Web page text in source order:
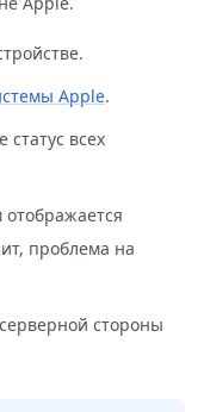
Apple.
всех
проблема на
стороны